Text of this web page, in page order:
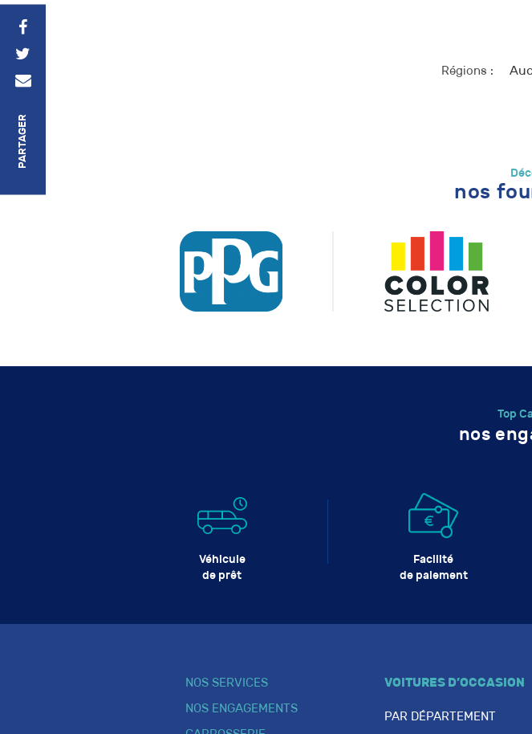
PARTAGER
Régions :
nos
Top
nos
Véhicule
de prêt
Facilité
de paiement
NOS SERVICES
NOS ENGAGEMENTS
VOITURES D’OCCASION
PAR DÉPARTEMENT